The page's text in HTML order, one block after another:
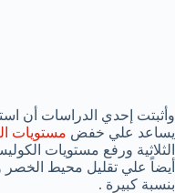
يساعد علي خفض مستويات
الثلاثية ورفع مستويات
أيضاً علي تقليل محيط
بنسبة كبيرة .